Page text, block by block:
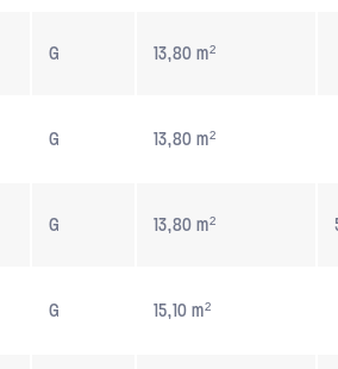
G 13,80 m²
G 13,80 m²
G 13,80 m²
G 15,10 m²